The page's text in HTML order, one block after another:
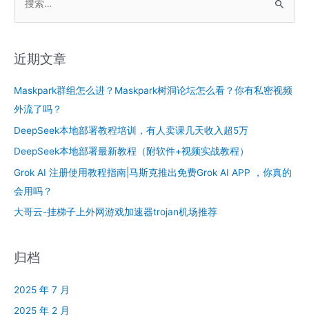
近期文章
Maskpark群组怎么进？Maskpark树洞论坛怎么看？你有私密视频
外流了吗？
DeepSeek本地部署教程培训，有人卖课几天收入超5万
DeepSeek本地部署最新教程（附软件+视频实战教程）
Grok AI 注册使用教程指南|马斯克推出免费Grok AI APP ，你真的
会用吗？
大哥云-挂梯子上外网游戏加速器trojan机场推荐
归档
2025 年 7 月
2025 年 2 月